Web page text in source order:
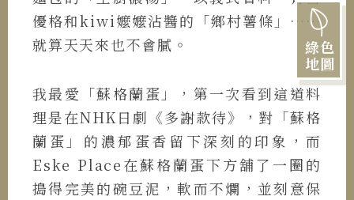
綠色
地圖
優格和kiwi嬤嬤沾醬的「鄉村薯條」……
就算天天來也不會膩。
我最愛「蘇格蘭蛋」，第一次看到這道料
理是在NHK日劇《多謝款待》，對「蘇格
蘭蛋」的濃郁蛋香留下深刻的印象，而
Eske Place在蘇格蘭蛋下方舖了一圈的
搗得完美的碗豆泥，軟而不爛，並刻意保